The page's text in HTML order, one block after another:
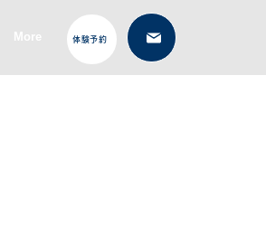
More 体験予約